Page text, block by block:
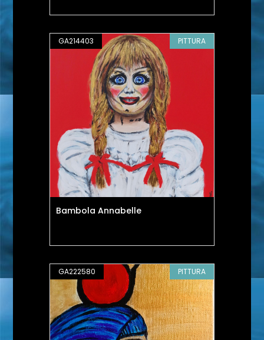
GA214403 PITTURA
Bambola Annabelle
GA222580 PITTURA